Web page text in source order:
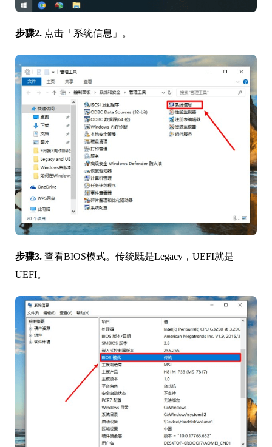
步骤2. 点击「系统信息」。
步骤3. 查看BIOS模式。传统既是Legacy，UEFI就是
UEFI。